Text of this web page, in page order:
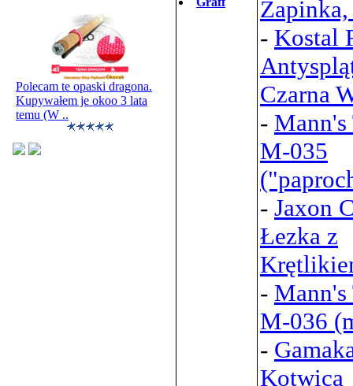
Polecam te opaski dragona.
Kupywałem je okoo 3 lata
temu (W ..
Zapinka,
- Kostal
Czarna
-
M-035
- Jaxon
Łezka z
-
M-036
-
Kotwica